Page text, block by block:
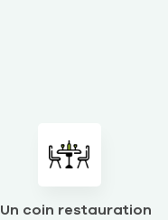
Un coin restauration